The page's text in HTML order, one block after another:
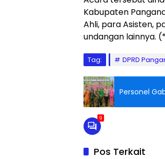
Kabupaten
Ahli, para Asisten,
undangan lainnya.
Tag: DPRD
Personel
9
Pos Terkait